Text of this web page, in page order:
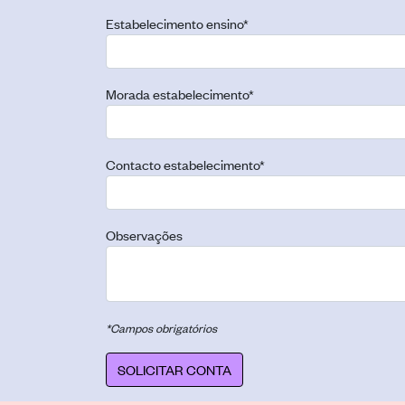
Estabelecimento ensino*
Morada estabelecimento*
Contacto estabelecimento*
Observações
*Campos obrigatórios